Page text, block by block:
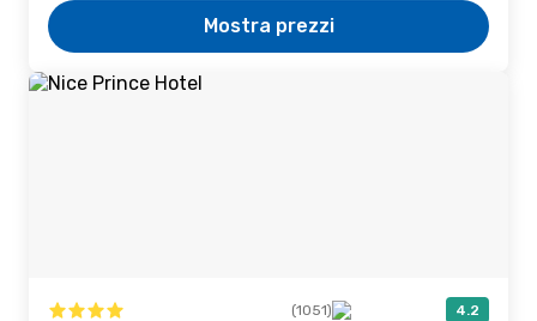
Mostra prezzi
(1051) 4.2